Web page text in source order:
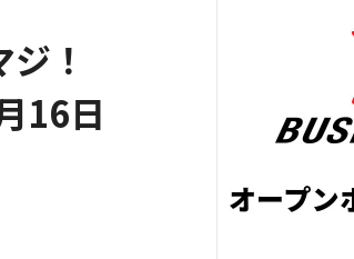
！
16日